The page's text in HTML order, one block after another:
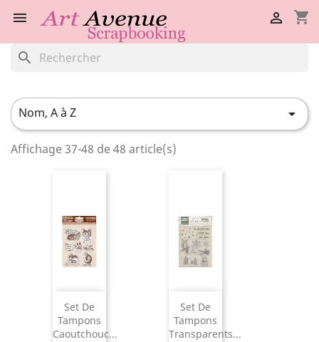
 shopping_cart

search
Nom, A à Z 
Affichage 37-48 de 48 article(s)
Set De
Tampons
Caoutchouc...
Set De
Tampons
Transparents...